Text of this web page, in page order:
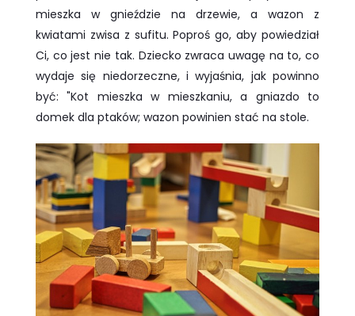
mieszka w gnieździe na drzewie, a wazon z
kwiatami zwisa z sufitu. Poproś go, aby powiedział
Ci, co jest nie tak. Dziecko zwraca uwagę na to, co
wydaje się niedorzeczne, i wyjaśnia, jak powinno
być: "Kot mieszka w mieszkaniu, a gniazdo to
domek dla ptaków; wazon powinien stać na stole.